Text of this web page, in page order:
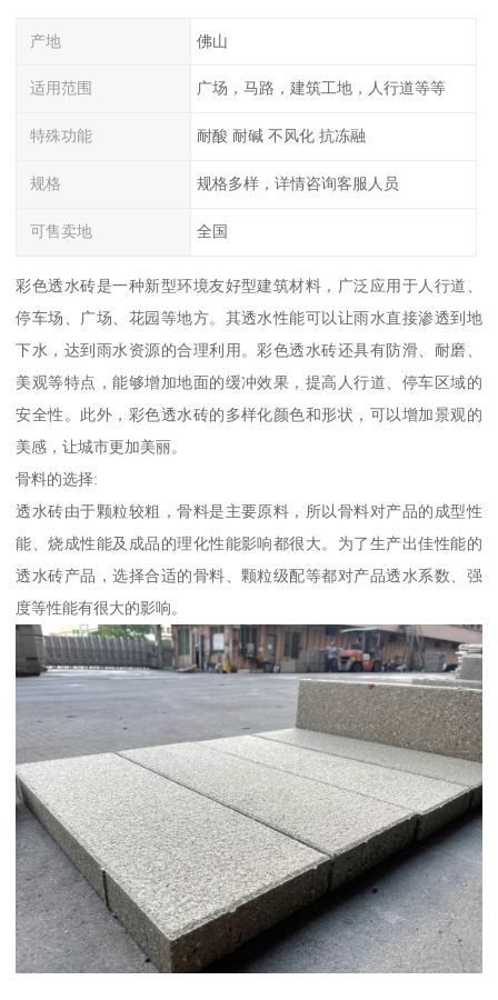
产地 佛山
适用范围 广场，马路，建筑工地，人行道等等
特殊功能 耐酸 耐碱 不风化 抗冻融
规格 规格多样，详情咨询客服人员
可售卖地 全国
彩色透水砖是一种新型环境友好型建筑材料，广泛应用于人行道、
停车场、广场、花园等地方。其透水性能可以让雨水直接渗透到地
下水，达到雨水资源的合理利用。彩色透水砖还具有防滑、耐磨、
美观等特点，能够增加地面的缓冲效果，提高人行道、停车区域的
安全性。此外，彩色透水砖的多样化颜色和形状，可以增加景观的
美感，让城市更加美丽。
骨料的选择:
透水砖由于颗粒较粗，骨料是主要原料，所以骨料对产品的成型性
能、烧成性能及成品的理化性能影响都很大。为了生产出佳性能的
透水砖产品，选择合适的骨料、颗粒级配等都对产品透水系数、强
度等性能有很大的影响。